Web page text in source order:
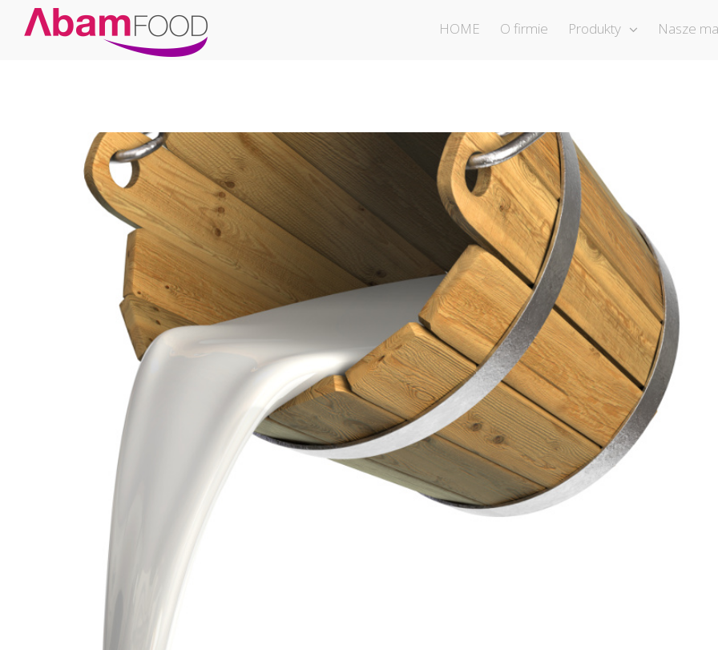
HOME O firmie Produkty Nasze